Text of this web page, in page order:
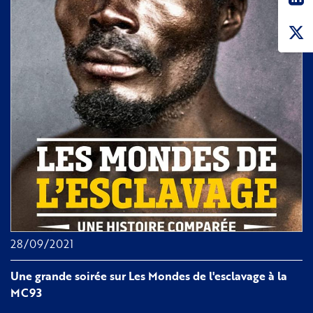
Taubira
en
hommage
à
Edouard
Glissant
à
Marseille
Une grande soirée sur Les Mondes de l'esclavage à la
MC93
28/09/2021